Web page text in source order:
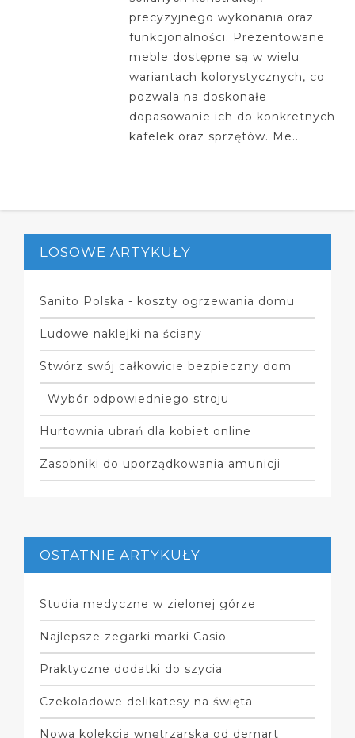
precyzyjnego wykonania oraz
funkcjonalności. Prezentowane
meble dostępne są w wielu
wariantach kolorystycznych, co
pozwala na doskonałe
dopasowanie ich do konkretnych
kafelek oraz sprzętów. Me...
LOSOWE ARTYKUŁY
Sanito Polska - koszty ogrzewania domu
Ludowe naklejki na ściany
Stwórz swój całkowicie bezpieczny dom
Wybór odpowiedniego stroju
Hurtownia ubrań dla kobiet online
Zasobniki do uporządkowania amunicji
OSTATNIE ARTYKUŁY
Studia medyczne w zielonej górze
Najlepsze zegarki marki Casio
Praktyczne dodatki do szycia
Czekoladowe delikatesy na święta
Nowa kolekcja wnętrzarska od demart